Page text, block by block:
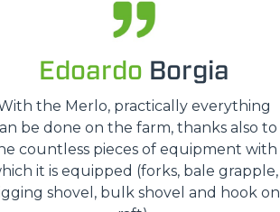
Edoardo Borgia
the Merlo, practically everything
be done on the farm, thanks also to
countless pieces of equipment with
it is equipped (forks, bale grapple,
shovel, bulk shovel and hook on